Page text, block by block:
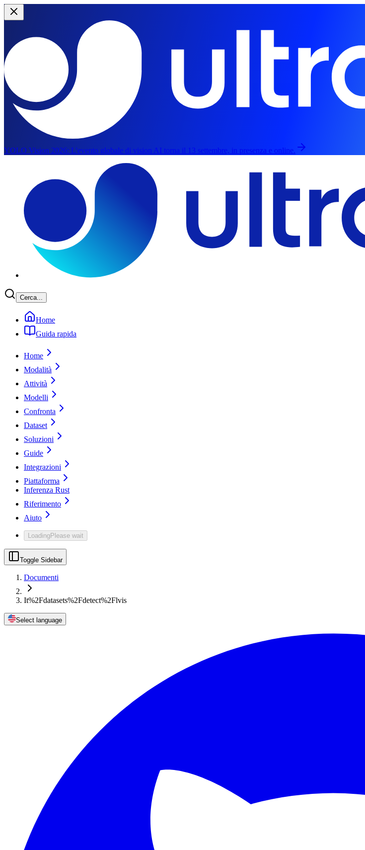
YOLO Vision 2026: L'evento globale di vision AI torna il 13 settembre, in presenza e online.
Cerca...
Home
Guida rapida
Home
Modalità
Attività
Modelli
Confronta
Dataset
Soluzioni
Guide
Integrazioni
Piattaforma
Inferenza Rust
Riferimento
Aiuto
LoadingPlease wait
Toggle Sidebar
Documenti
It%2Fdatasets%2Fdetect%2Flvis
Select language